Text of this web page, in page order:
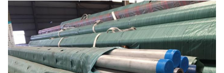
Visuele Inspectie
Na passivering, wordt elke
enige lengte van buizen &
pijpen onderworpen aan
grondige visuele inspectie
door opgeleid personeel